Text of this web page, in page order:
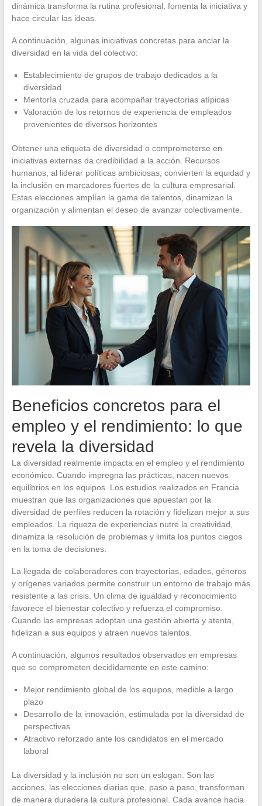
dinámica transforma la rutina profesional, fomenta la iniciativa y
hace circular las ideas.
A continuación, algunas iniciativas concretas para anclar la
diversidad en la vida del colectivo:
Establecimiento de grupos de trabajo dedicados a la
diversidad
Mentoría cruzada para acompañar trayectorias atípicas
Valoración de los retornos de experiencia de empleados
provenientes de diversos horizontes
Obtener una etiqueta de diversidad o comprometerse en
iniciativas externas da credibilidad a la acción. Recursos
humanos, al liderar políticas ambiciosas, convierten la equidad y
la inclusión en marcadores fuertes de la cultura empresarial.
Estas elecciones amplían la gama de talentos, dinamizan la
organización y alimentan el deseo de avanzar colectivamente.
Beneficios concretos para el
empleo y el rendimiento: lo que
revela la diversidad
La diversidad realmente impacta en el empleo y el rendimiento
económico. Cuando impregna las prácticas, nacen nuevos
equilibrios en los equipos. Los estudios realizados en Francia
muestran que las organizaciones que apuestan por la
diversidad de perfiles reducen la rotación y fidelizan mejor a sus
empleados. La riqueza de experiencias nutre la creatividad,
dinamiza la resolución de problemas y limita los puntos ciegos
en la toma de decisiones.
La llegada de colaboradores con trayectorias, edades, géneros
y orígenes variados permite construir un entorno de trabajo más
resistente a las crisis. Un clima de igualdad y reconocimiento
favorece el bienestar colectivo y refuerza el compromiso.
Cuando las empresas adoptan una gestión abierta y atenta,
fidelizan a sus equipos y atraen nuevos talentos.
A continuación, algunos resultados observados en empresas
que se comprometen decididamente en este camino:
Mejor rendimiento global de los equipos, medible a largo
plazo
Desarrollo de la innovación, estimulada por la diversidad de
perspectivas
Atractivo reforzado ante los candidatos en el mercado
laboral
La diversidad y la inclusión no son un eslogan. Son las
acciones, las elecciones diarias que, paso a paso, transforman
de manera duradera la cultura profesional. Cada avance hacia